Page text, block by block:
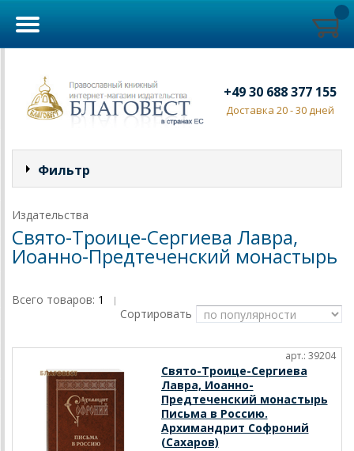
+49 30 688 377 155
Доставка 20 - 30 дней
Фильтр
Издательства
Свято-Троице-Сергиева Лавра,
Иоанно-Предтеченский монастырь
Всего товаров: 1 |
Сортировать
арт.: 39204
Свято-Троице-Сергиева
Лавра, Иоанно-
Предтеченский монастырь
Письма в Россию.
Архимандрит Софроний
(Сахаров)